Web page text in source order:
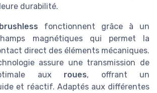
durabilité.
fonctionnent grâce à un
magnétiques qui permet la
direct des éléments mécaniques.
assure une transmission de
aux roues, offrant un
et réactif. Adaptés aux différentes